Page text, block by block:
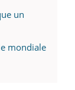
un
mondiale